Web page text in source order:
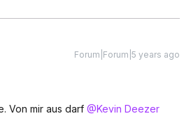
Forum|Forum|5 years ago
Von mir aus darf @Kevin Deezer